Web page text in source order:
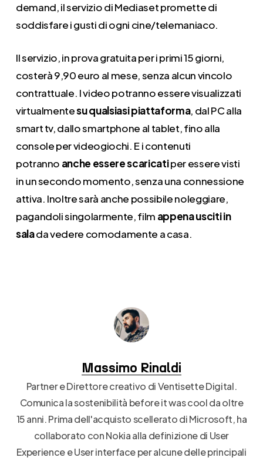
demand, il servizio di Mediaset promette di
soddisfare i gusti di ogni cine/telemaniaco.
Il servizio, in prova gratuita per i primi 15 giorni,
costerà 9,90 euro al mese, senza alcun vincolo
contrattuale. I video potranno essere visualizzati
virtualmentesu qualsiasi piattaforma, dal PC alla
smart tv, dallo smartphone al tablet, fino alla
console per videogiochi. E i contenuti
potranno anche essere scaricatiper essere visti
in un secondo momento, senza una connessione
attiva. Inoltre sarà anche possibile noleggiare,
pagandoli singolarmente, film appena usciti in
salada vedere comodamente a casa.
Massimo Rinaldi
Partner e Direttore creativo di Ventisette Digital.
Comunica la sostenibilità before it was cool da oltre
15 anni. Prima dell'acquisto scellerato di Microsoft, ha
collaborato con Nokia alla definizione di User
Experience e User interface per alcune delle principali